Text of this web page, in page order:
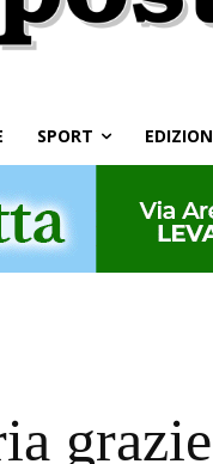
SPORT